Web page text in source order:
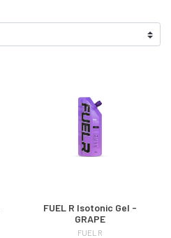
FUEL R Isotonic Gel -
GRAPE
FUEL R